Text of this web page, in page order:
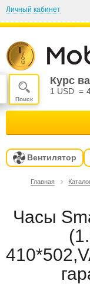
Личный кабинет
Курс
1 USD =
Вентилятор
Главная
Часы